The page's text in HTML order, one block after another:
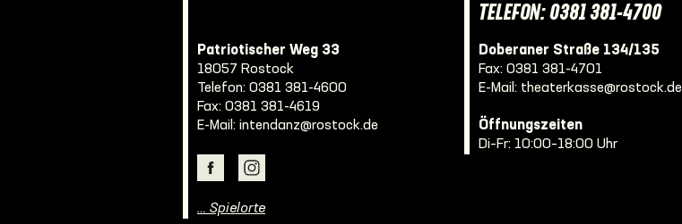
Patriotischer Weg 33
18057 Rostock
Telefon: 0381 381-4600
Fax: 0381 381-4619
E-Mail: intendanz@rostock.de
… Spielorte
TELEFON: 0381 381-4700
Doberaner Straße 134/135
Fax: 0381 381-4701
E-Mail: theaterkasse@rostock.de
Öffnungszeiten
Di–Fr: 10:00–18:00 Uhr